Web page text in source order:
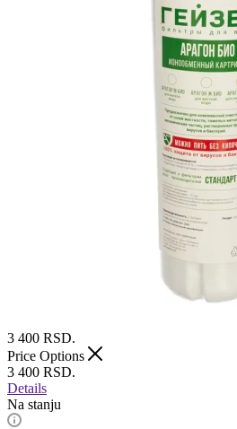
3 400 RSD.
Price Options
3 400 RSD.
Details
Na stanju